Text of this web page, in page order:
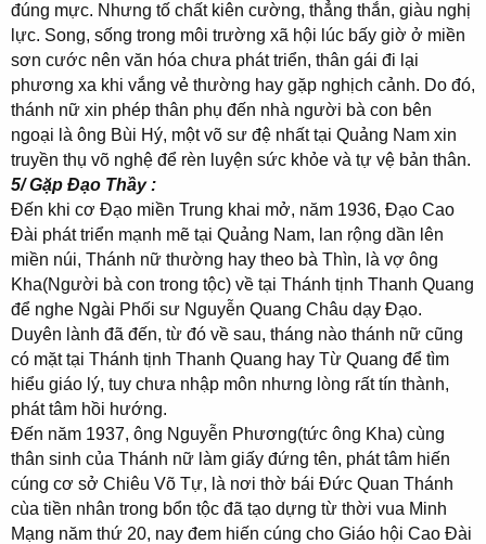
đúng mực. Nhưng tố chất kiên cường, thẳng thắn, giàu nghị
lực. Song, sống trong môi trường xã hội lúc bấy giờ ở miền
sơn cước nên văn hóa chưa phát triển, thân gái đi lại
phương xa khi vắng vẻ thường hay gặp nghịch cảnh. Do đó,
thánh nữ xin phép thân phụ đến nhà người bà con bên
ngoại là ông Bùi Hý, một võ sư đệ nhất tại Quảng Nam xin
truyền thụ võ nghệ để rèn luyện sức khỏe và tự vệ bản thân.
5/ Gặp Đạo Thầy :
Đến khi cơ Đạo miền Trung khai mở, năm 1936, Đạo Cao
Đài phát triển mạnh mẽ tại Quảng Nam, lan rộng dần lên
miền núi, Thánh nữ thường hay theo bà Thìn, là vợ ông
Kha(Người bà con trong tộc) về tại Thánh tịnh Thanh Quang
để nghe Ngài Phối sư Nguyễn Quang Châu dạy Đạo.
Duyên lành đã đến, từ đó về sau, tháng nào thánh nữ cũng
có mặt tại Thánh tịnh Thanh Quang hay Từ Quang để tìm
hiểu giáo lý, tuy chưa nhập môn nhưng lòng rất tín thành,
phát tâm hồi hướng.
Đến năm 1937, ông Nguyễn Phương(tức ông Kha) cùng
thân sinh của Thánh nữ làm giấy đứng tên, phát tâm hiến
cúng cơ sở Chiêu Võ Tự, là nơi thờ bái Đức Quan Thánh
cùa tiền nhân trong bổn tộc đã tạo dựng từ thời vua Minh
Mạng năm thứ 20, nay đem hiến cúng cho Giáo hội Cao Đài